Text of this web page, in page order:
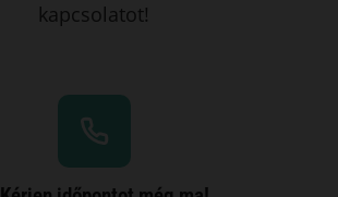
kapcsolatot!